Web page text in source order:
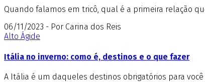
Quando falamos em tricô, qual é a primeira relação
06/11/2023 - Por Carina dos Reis
Alto Ágide
Itália no inverno: como é, destinos e o que fazer
A Itália é um daqueles destinos obrigatórios para